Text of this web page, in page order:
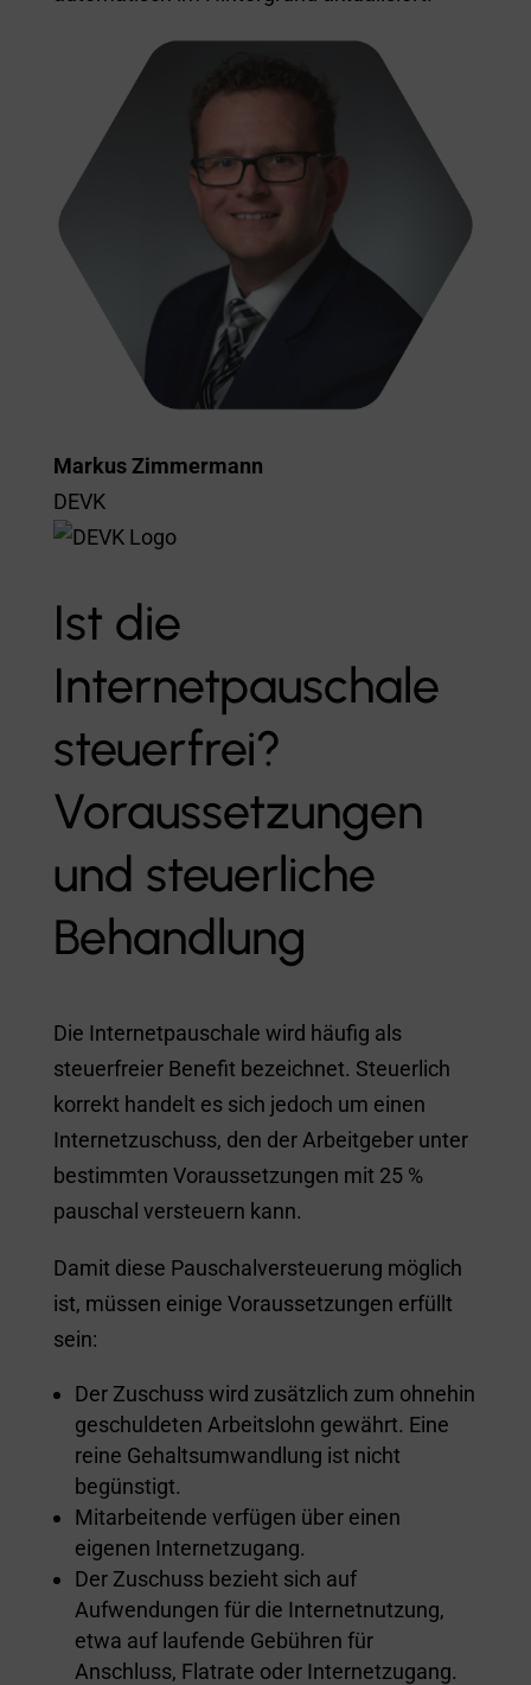
Markus Zimmermann
DEVK
Ist die
Internetpauschale
steuerfrei?
Voraussetzungen
und steuerliche
Behandlung
Die Internetpauschale wird häufig als
steuerfreier Benefit bezeichnet. Steuerlich
korrekt handelt es sich jedoch um einen
Internetzuschuss, den der Arbeitgeber unter
bestimmten Voraussetzungen mit 25 %
pauschal versteuern kann.
Damit diese Pauschalversteuerung möglich
ist, müssen einige Voraussetzungen erfüllt
sein:
Der Zuschuss wird zusätzlich zum ohnehin
geschuldeten Arbeitslohn gewährt. Eine
reine Gehaltsumwandlung ist nicht
begünstigt.
Mitarbeitende verfügen über einen
eigenen Internetzugang.
Der Zuschuss bezieht sich auf
Aufwendungen für die Internetnutzung,
etwa auf laufende Gebühren für
Anschluss, Flatrate oder Internetzugang.